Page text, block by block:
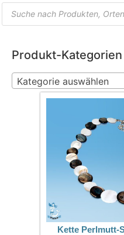
Produkt-Kategorien
Kategorie auswählen
Kette Perlmutt-